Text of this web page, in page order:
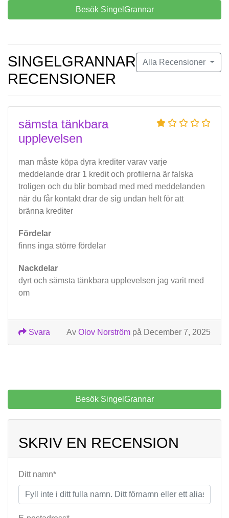
Besök SingelGrannar
Alla Recensioner
SINGELGRANNAR
RECENSIONER
sämsta tänkbara
upplevelsen
man måste köpa dyra krediter varav varje
meddelande drar 1 kredit och profilerna är falska
troligen och du blir bombad med med meddelanden
när du får kontakt drar de sig undan helt för att
bränna krediter
Fördelar
finns inga större fördelar
Nackdelar
dyrt och sämsta tänkbara upplevelsen jag varit med
om
Av Olov Norström på December 7, 2025
Svara
Besök SingelGrannar
SKRIV EN RECENSION
Ditt namn*